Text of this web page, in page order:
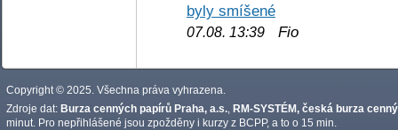
byly smíšené
07.08. 13:39 Fio
Copyright © 2025. Všechna práva vyhrazena.
Zdroje dat: Burza cenných papírů Praha, a.s. RM-SYSTÉM, česká burza
minut. Pro nepřihlášené jsou zpožděny i kurzy z BCPP, a to o 15 min.